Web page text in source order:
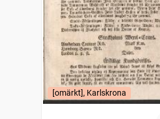
[omärkt], Karlskrona